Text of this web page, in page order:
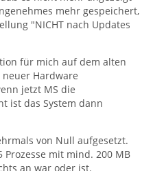
mehr gespeichert,
"NICHT nach Updates
für mich auf dem alten
neuer Hardware
jetzt MS die
ist das System dann
von Null aufgesetzt.
Prozesse mit mind. 200 MB
an war oder ist.